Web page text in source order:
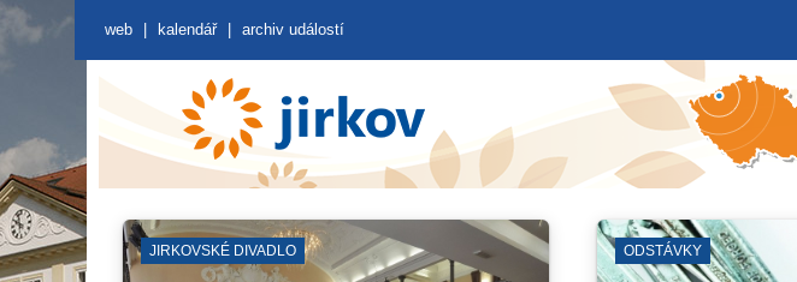
web kalendář archiv událostí
ODSTÁVKY OTEVŘENÁ PROSTRANSTVÍ